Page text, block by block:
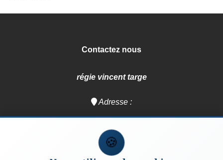
🍪
Contactez nous
régie vincent targe
Adresse :
50 rue de Marseille
69007 Lyon
04 37 28 00 00